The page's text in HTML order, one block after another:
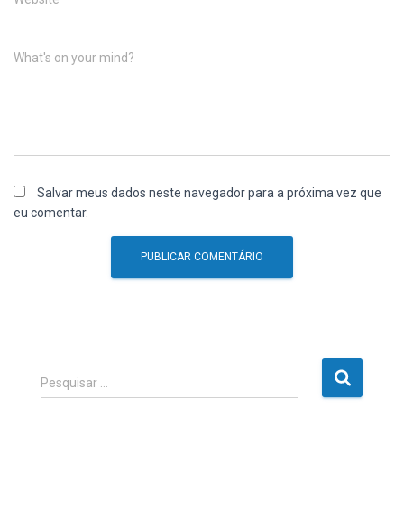
What's on your mind?
Salvar meus dados neste navegador para a próxima vez que
eu comentar.
P
e
Pesquisar …